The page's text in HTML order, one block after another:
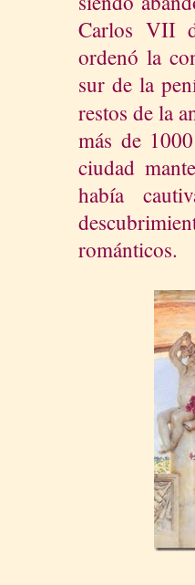
Carlos VII
ordenó la
sur de la
restos de la
más de
ciudad
había
románticos.